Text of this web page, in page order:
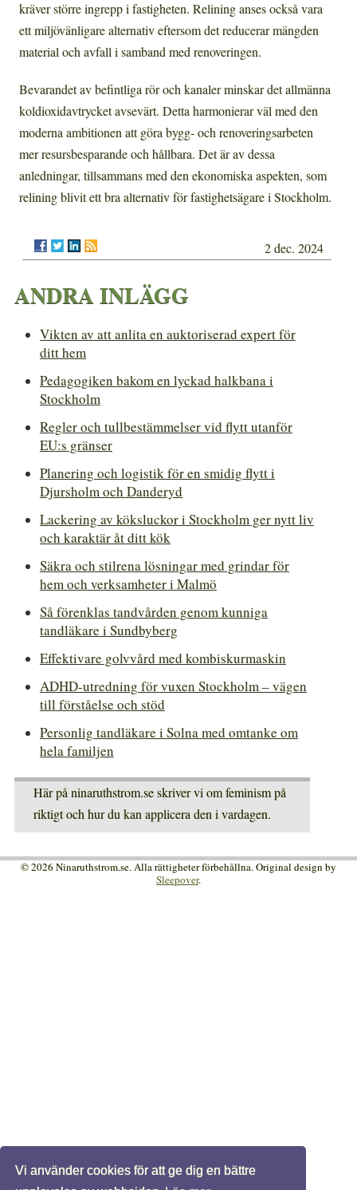
Vi använder cookies för att ge dig en bättre
kräver större ingrepp i fastigheten. Relining anses också vara
ett miljövänligare alternativ eftersom det reducerar mängden
material och avfall i samband med renoveringen.
Bevarandet av befintliga rör och kanaler minskar det allmänna
koldioxidavtrycket avsevärt. Detta harmonierar väl med den
moderna ambitionen att göra bygg- och renoveringsarbeten
mer resursbesparande och hållbara. Det är av dessa
anledningar, tillsammans med den ekonomiska aspekten, som
relining blivit ett bra alternativ för fastighetsägare i Stockholm.
2 dec. 2024
ANDRA INLÄGG
Vikten av att anlita en auktoriserad expert för
ditt hem
Pedagogiken bakom en lyckad halkbana i
Stockholm
Regler och tullbestämmelser vid flytt utanför
EU:s gränser
Planering och logistik för en smidig flytt i
Djursholm och Danderyd
Lackering av köksluckor i Stockholm ger nytt liv
och karaktär åt ditt kök
Säkra och stilrena lösningar med grindar för
hem och verksamheter i Malmö
Så förenklas tandvården genom kunniga
tandläkare i Sundbyberg
Effektivare golvvård med kombiskurmaskin
ADHD-utredning för vuxen Stockholm – vägen
till förståelse och stöd
Personlig tandläkare i Solna med omtanke om
hela familjen
Här på ninaruthstrom.se skriver vi om feminism på
riktigt och hur du kan applicera den i vardagen.
© 2026 Ninaruthstrom.se. Alla rättigheter förbehållna. Original design by
Sleepover.